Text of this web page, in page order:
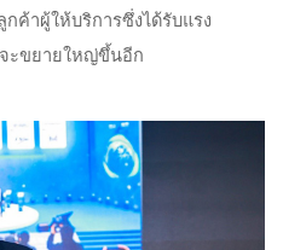
ค้าผู้ให้บริการซึ่งได้รับแรง
ะขยายใหญ่ขึ้นอีก